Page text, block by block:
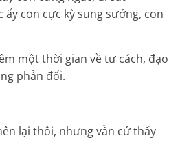
con cực kỳ sung sướng, con
một thời gian về tư cách, đạo
phản đối.
lại thôi, nhưng vẫn cứ thấy